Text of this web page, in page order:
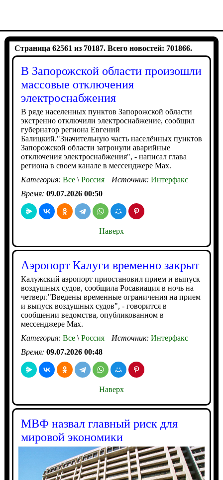
Страница 62561 из 70187. Всего новостей: 701866.
В Запорожской области произошли
массовые отключения
электроснабжения
В ряде населенных пунктов Запорожской области
экстренно отключили электроснабжение, сообщил
губернатор региона Евгений
Балицкий."Значительную часть населённых пунктов
Запорожской области затронули аварийные
отключения электроснабжения", - написал глава
региона в своем канале в мессенджере Max.
Категория: Все\Россия Источник: Интерфакс
Время: 09.07.2026 00:50
Наверх
Аэропорт Калуги временно закрыт
Калужский аэропорт приостановил прием и выпуск
воздушных судов, сообщила Росавиация в ночь на
четверг."Введены временные ограничения на прием
и выпуск воздушных судов", - говорится в
сообщении ведомства, опубликованном в
мессенджере Max.
Категория: Все\Россия Источник: Интерфакс
Время: 09.07.2026 00:48
Наверх
МВФ назвал главный риск для
мировой экономики